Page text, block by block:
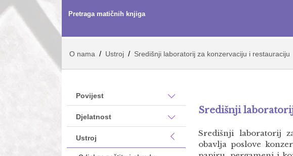
Pretraga matičnih knjiga
O nama / Ustroj / Središnji laboratorij za konzervaciju i restauraciju
Povijest
Djelatnost
Ustroj
Središnji
Središnji laboratorij
obavlja poslove